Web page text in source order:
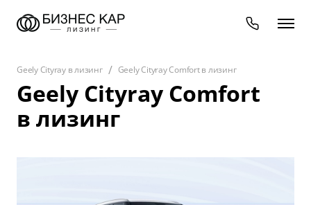
Geely Cityray в лизинг Geely Cityray Comfort в лизинг
Geely Cityray Comfort
в лизинг